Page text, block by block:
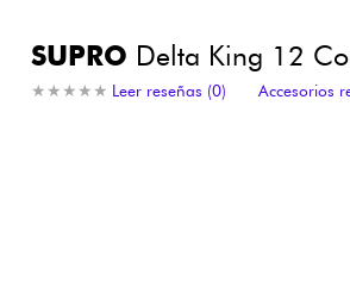
Sintetizadores & samplers
SUPRO Delta King 12
★ ★ ★ ★ ★
★ ★ ★ ★ ★ Leer reseñas (0) Accesorios